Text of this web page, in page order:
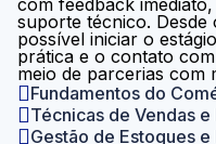
com feedback
suporte técnico.
possível iniciar o
prática e o contato
meio de parcerias com
Fundamentos do
Técnicas de Vendas
Gestão de Estoques